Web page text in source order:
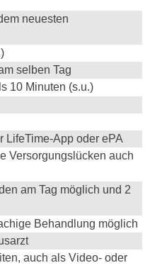
neuesten
selben Tag
10 Minuten (s.u.)
LifeTime-App oder ePA
Versorgungslücken auch
am Tag möglich und 2
Behandlung möglich
auch als Video- oder